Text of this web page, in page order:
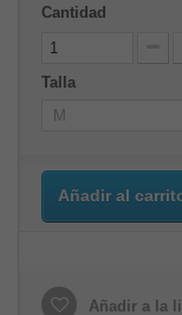
Cantidad
Talla
Añadir al
Añadir a la